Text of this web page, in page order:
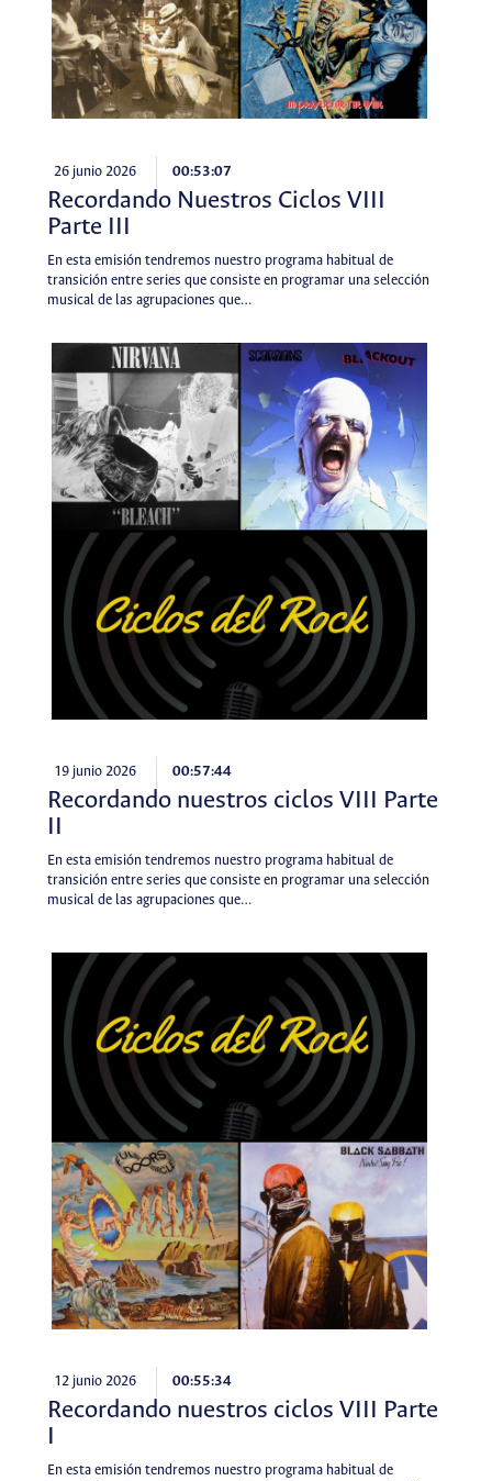
26 junio 2026 00:53:07
Recordando Nuestros Ciclos VIII
Parte III
En esta emisión tendremos nuestro programa habitual de
transición entre series que consiste en programar una selección
musical de las agrupaciones que…
19 junio 2026 00:57:44
Recordando nuestros ciclos VIII Parte
II
En esta emisión tendremos nuestro programa habitual de
transición entre series que consiste en programar una selección
musical de las agrupaciones que…
12 junio 2026 00:55:34
Recordando nuestros ciclos VIII Parte
I
En esta emisión tendremos nuestro programa habitual de